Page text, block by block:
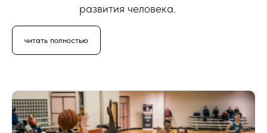
развития человека.
читать полностью